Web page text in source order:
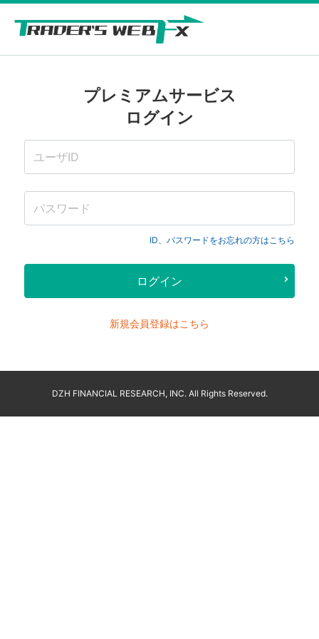
プレミアムサービス
ログイン
ID、パスワードをお忘れの方はこちら
新規会員登録はこちら
DZH FINANCIAL RESEARCH, INC. All Rights Reserved.